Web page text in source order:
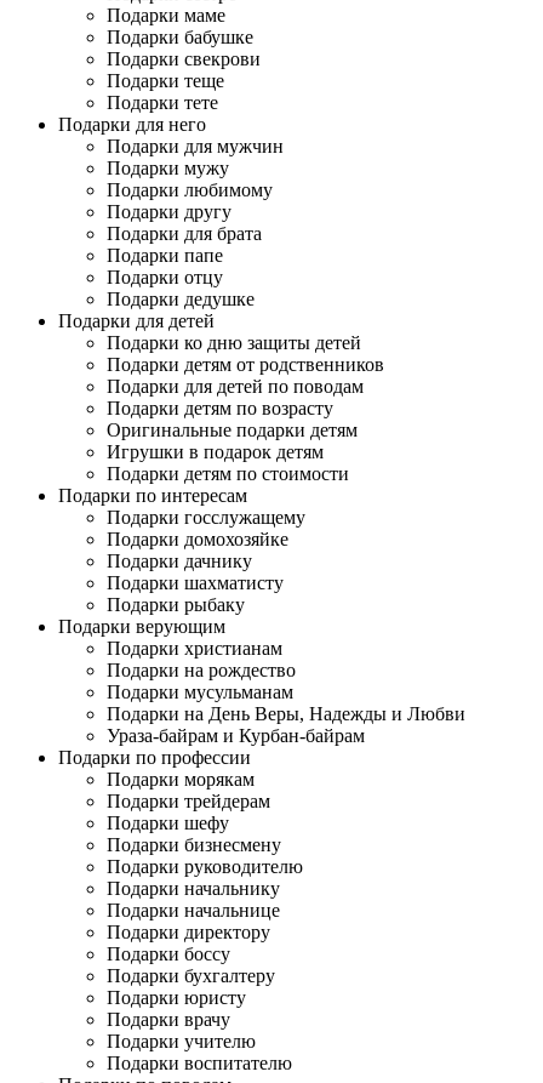
Подарки маме
Подарки бабушке
Подарки свекрови
Подарки теще
Подарки тете
Подарки для него
Подарки для мужчин
Подарки мужу
Подарки любимому
Подарки другу
Подарки для брата
Подарки папе
Подарки отцу
Подарки дедушке
Подарки для детей
Подарки ко дню защиты детей
Подарки детям от родственников
Подарки для детей по поводам
Подарки детям по возрасту
Оригинальные подарки детям
Игрушки в подарок детям
Подарки детям по стоимости
Подарки по интересам
Подарки госслужащему
Подарки домохозяйке
Подарки дачнику
Подарки шахматисту
Подарки рыбаку
Подарки верующим
Подарки христианам
Подарки на рождество
Подарки мусульманам
Подарки на День Веры, Надежды и Любви
Ураза-байрам и Курбан-байрам
Подарки по профессии
Подарки морякам
Подарки трейдерам
Подарки шефу
Подарки бизнесмену
Подарки руководителю
Подарки начальнику
Подарки начальнице
Подарки директору
Подарки боссу
Подарки бухгалтеру
Подарки юристу
Подарки врачу
Подарки учителю
Подарки воспитателю